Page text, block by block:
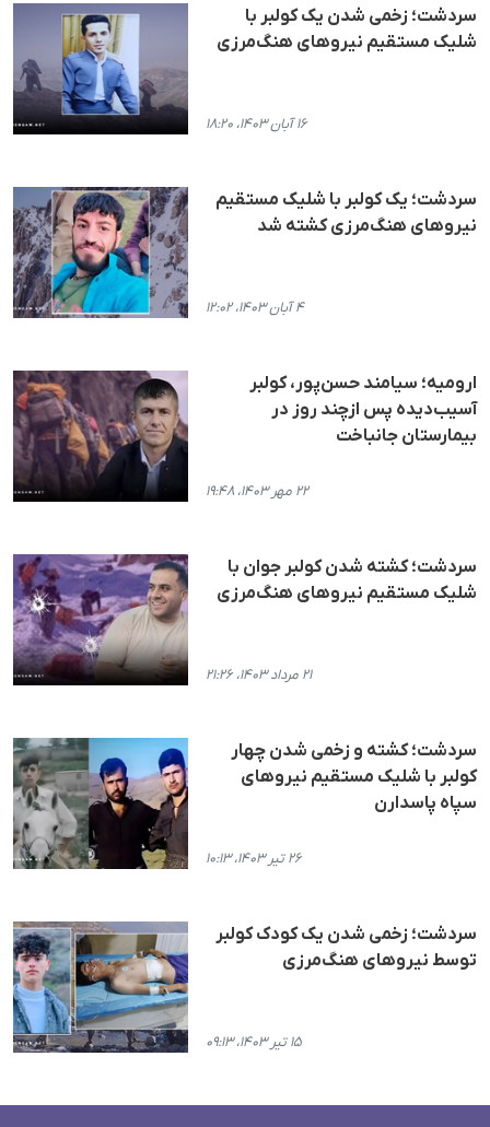
سردشت؛ زخمی شدن یک کولبر با
شلیک مستقیم نیروهای هنگ‌مرزی
۱۶ آبان ۱۴۰۳، ۱۸:۲۰
سردشت؛ یک کولبر با شلیک مستقیم
نیروهای هنگ‌مرزی کشته شد
۴ آبان ۱۴۰۳، ۱۲:۰۲
ارومیه؛ سیامند حسن‌پور، کولبر
آسیب‌دیده پس ازچند روز در
بیمارستان جانباخت
۲۲ مهر ۱۴۰۳، ۱۹:۴۸
سردشت؛ کشتە شدن کولبر جوان با
شلیک مستقیم نیروهای هنگ‌مرزی
۲۱ مرداد ۱۴۰۳، ۲۱:۲۶
سردشت؛ کشته و زخمی شدن چهار
کولبر با شلیک مستقیم نیروهای
سپاه پاسدارن
۲۶ تیر ۱۴۰۳، ۱۰:۱۳
سردشت؛ زخمی شدن یک کودک کولبر
توسط نیروهای هنگ‌مرزی
۱۵ تیر ۱۴۰۳، ۰۹:۱۳